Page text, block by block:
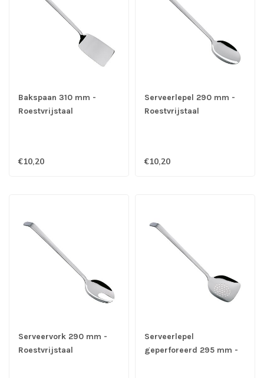
Bakspaan 310 mm -
Roestvrijstaal
€10,20
Serveerlepel 290 mm -
Roestvrijstaal
€10,20
Serveervork 290 mm -
Roestvrijstaal
Serveerlepel
geperforeerd 295 mm -